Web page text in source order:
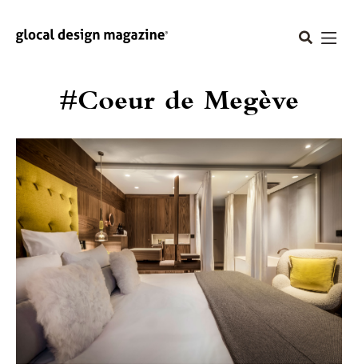
#Coeur de Megève